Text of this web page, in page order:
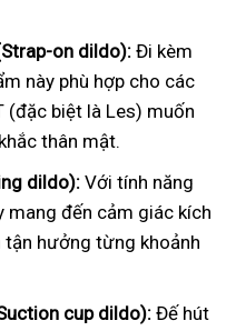
on dildo):Đi kèm
này phù hợp cho các
(đặc biệt là Les) muốn
thân mật.
dildo): Với tính năng
mang đến cảm giác kích
tận hưởng từng khoảnh
cup dildo):Đế hút